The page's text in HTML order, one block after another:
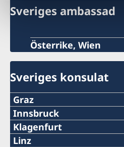
Sveriges ambassad
Österrike, Wien
Sveriges konsulat
Graz
Telefonnummer:
+43 660 7548270
Innsbruck
Telefonnummer:
Klagenfurt
Telefonnummer:
Linz